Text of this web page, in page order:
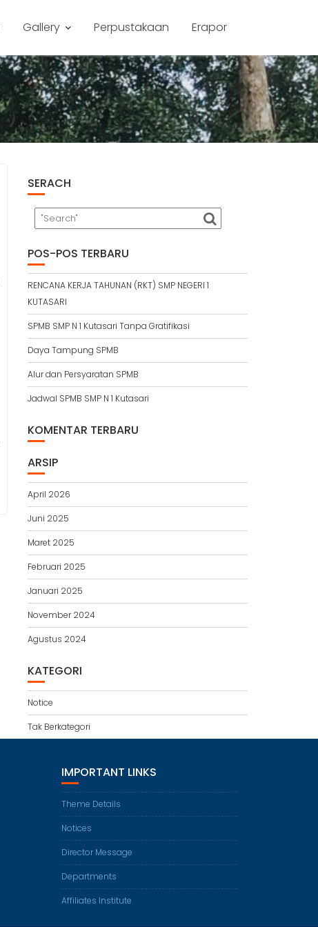
Gallery Perpustakaan Erapor
SERACH
POS-POS TERBARU
RENCANA KERJA TAHUNAN (RKT) SMP NEGERI 1
KUTASARI
SPMB SMP N 1 Kutasari Tanpa Gratifikasi
Daya Tampung SPMB
Alur dan Persyaratan SPMB
Jadwal SPMB SMP N 1 Kutasari
KOMENTAR TERBARU
ARSIP
April 2026
Juni 2025
Maret 2025
Februari 2025
Januari 2025
November 2024
Agustus 2024
KATEGORI
Notice
Tak Berkategori
IMPORTANT LINKS
Theme Details
Notices
Director Message
Departments
Affiliates Institute